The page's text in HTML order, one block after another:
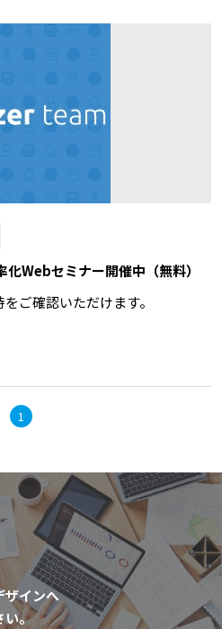
Webセミナー開催中（無料）
ご確認いただけます。
1
ザインへ
い。